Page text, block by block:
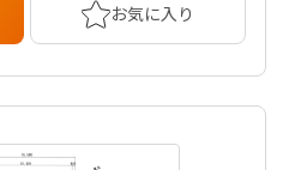
お気に入り